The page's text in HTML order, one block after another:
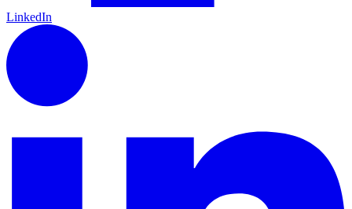
LinkedIn